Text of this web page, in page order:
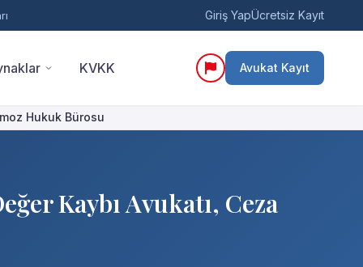
Giriş YapÜcretsiz Kayıt
KVKK Avukat Kayıt
Hukuk Bürosu
Kaybı Avukatı, Ceza